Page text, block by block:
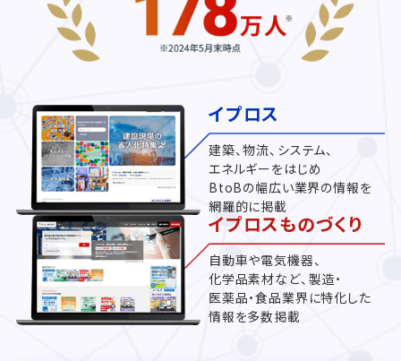
イプロス
建築、物流、システム、
エネルギーをはじめ
BtoBの幅広い業界の情報を
網羅的に掲載
イプロスものづくり
自動車や電気機器、
化学品素材など、製造・
医薬品・食品業界に特化した
情報を多数掲載